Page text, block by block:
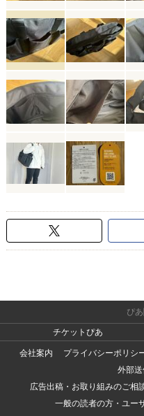
ぴ
チケットぴあ
会社案内
プライバシーポリシ
外部
広告出稿・お取り組みのご相
一般の読者の方・ユー